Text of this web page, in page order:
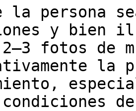
la persona
y bien
fotos de
la